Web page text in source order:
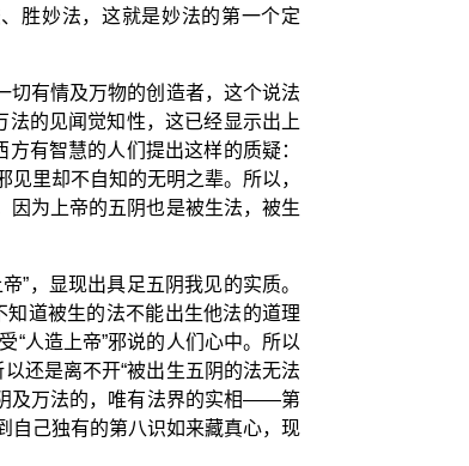
胜妙法，这就是妙法的第一个定
切有情及万物的创造者，这个说法
法的见闻觉知性，这已经显示出上
有智慧的人们提出这样的质疑：
里却不自知的无明之辈。所以，
因为上帝的五阴也是被生法，被生
”，显现出具足五阴我见的实质。
知道被生的法不能出生他法的道理
“人造上帝”邪说的人们心中。所以
还是离不开“被出生五阴的法无法
及万法的，唯有法界的实相——第
自己独有的第八识如来藏真心，现